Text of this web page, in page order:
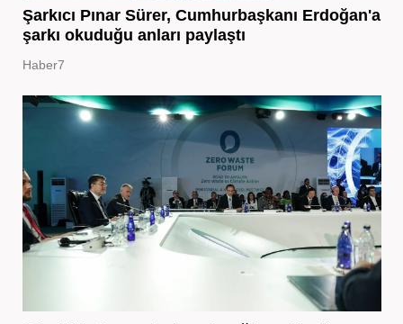
Şarkıcı Pınar Sürer, Cumhurbaşkanı Erdoğan'a
şarkı okuduğu anları paylaştı
Haber7